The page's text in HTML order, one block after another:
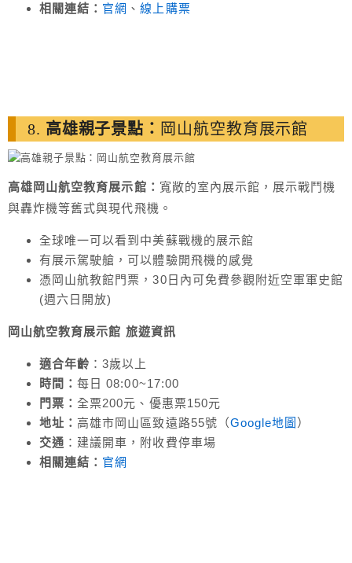
相關連結： 官網 、線上購票
8. 高雄親子景點： 岡山航空教育展示館
高雄岡山航空教育展示館： 寬敞的室內展示館，展示戰鬥機
與轟炸機等舊式與現代飛機。
全球唯一可以看到中美蘇戰機的展示館
有展示駕駛艙，可以體驗開飛機的感覺
憑岡山航教館門票，30日內可免費參觀附近空軍軍史館
(週六日開放)
岡山航空教育展示館 旅遊資訊
適合年齡 ：3歲以上
時間：每日 08:00~17:00
門票：全票200元、優惠票150元
地址： 高雄市岡山區致遠路55號（Google地圖 ）
交通 ：建議開車，附收費停車場
相關連結： 官網